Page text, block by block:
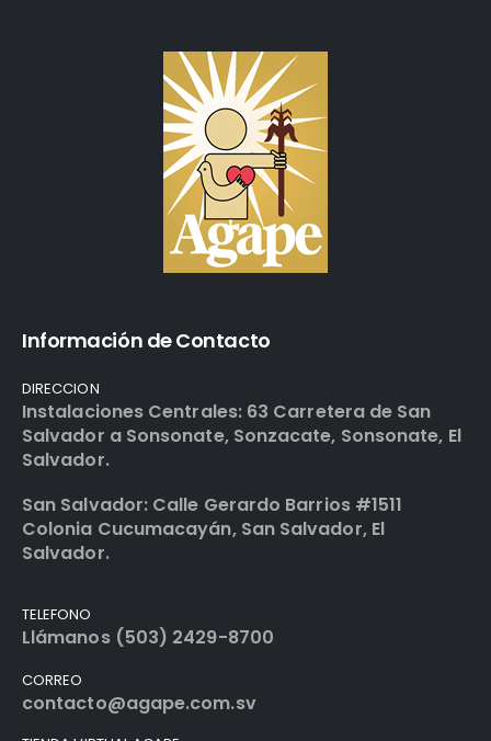
Información de Contacto
DIRECCION
Instalaciones Centrales: 63 Carretera de San
Salvador a Sonsonate, Sonzacate, Sonsonate, El
Salvador.
San Salvador: Calle Gerardo Barrios #1511
Colonia Cucumacayán, San Salvador, El
Salvador.
TELEFONO
Llámanos (503) 2429-8700
CORREO
contacto@agape.com.sv